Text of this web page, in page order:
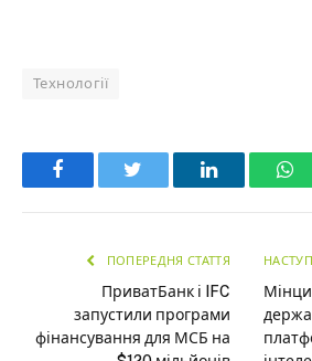
Технології
Facebook LinkedIn
ПОПЕРЕДНЯ СТАТТЯ
ПриватБанк і IFC
запустили програми
фінансування для МСБ на